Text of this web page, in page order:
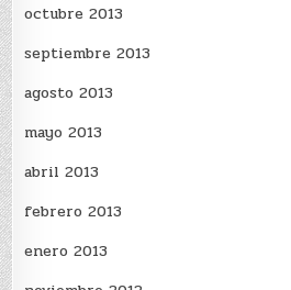
octubre 2013
septiembre 2013
agosto 2013
mayo 2013
abril 2013
febrero 2013
enero 2013